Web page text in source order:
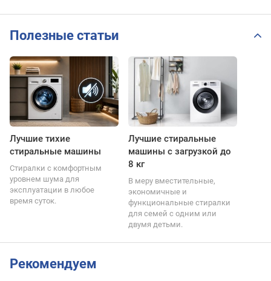
Полезные статьи
Лучшие тихие
стиральные машины
Стиралки с комфортным
уровнем шума для
эксплуатации в любое
время суток.
Лучшие стиральные
машины с загрузкой до
8 кг
В меру вместительные,
экономичные и
функциональные стиралки
для семей с одним или
двумя детьми.
Рекомендуем